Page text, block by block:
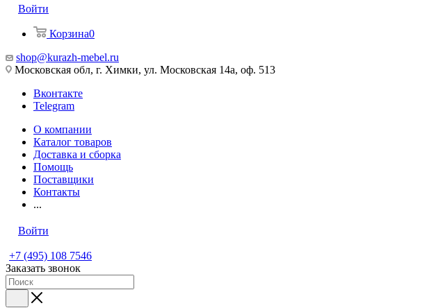
Войти
Корзина0
shop@kurazh-mebel.ru
Московская обл, г. Химки, ул. Московская 14а, оф. 513
Вконтакте
Telegram
О компании
Каталог товаров
Доставка и сборка
Помощь
Поставщики
Контакты
...
Войти
+7 (495) 108 7546
Заказать звонок